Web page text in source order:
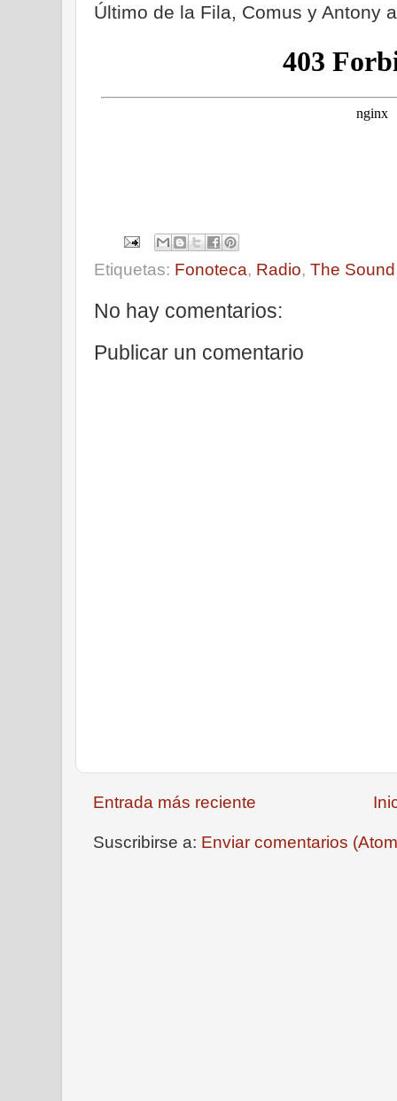
Último de la Fila, Comus y Antony
Etiquetas: Fonoteca, Radio, The
No hay comentarios:
Publicar un comentario
Entrada más reciente
Suscribirse a: Enviar comentarios